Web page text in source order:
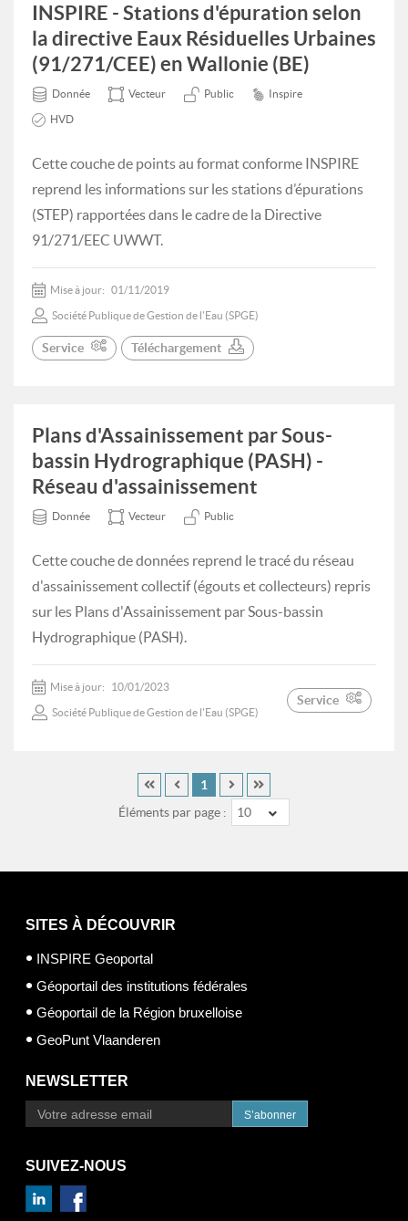
INSPIRE - Stations d'épuration selon
la directive Eaux Résiduelles Urbaines
(91/271/CEE) en Wallonie (BE)
Donnée Vecteur Public Inspire
HVD
Cette couche de points au format conforme INSPIRE
reprend les informations sur les stations d’épurations
(STEP) rapportées dans le cadre de la Directive
91/271/EEC UWWT.
Mise à jour: 01/11/2019
Société Publique de Gestion de l'Eau (SPGE)
Service Téléchargement
Plans d'Assainissement par Sous-
bassin Hydrographique (PASH) -
Réseau d'assainissement
Donnée Vecteur Public
Cette couche de données reprend le tracé du réseau
d'assainissement collectif (égouts et collecteurs) repris
sur les Plans d'Assainissement par Sous-bassin
Hydrographique (PASH).
Mise à jour: 10/01/2023
Société Publique de Gestion de l'Eau (SPGE)
Service
Éléments par page : 10
1
SITES À DÉCOUVRIR
INSPIRE Geoportal
Géoportail des institutions fédérales
Géoportail de la Région bruxelloise
GeoPunt Vlaanderen
NEWSLETTER
S’abonner
SUIVEZ-NOUS